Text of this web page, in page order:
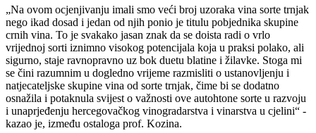
Na ovom ocjenjivanju imali smo veći broj uzoraka vina sorte trnjak
nego ikad dosad i jedan od njih ponio je titulu pobjednika skupine
crnih vina. To je svakako jasan znak da se doista radi o vrlo
vrijednoj sorti iznimno visokog potencijala koja u praksi polako, ali
sigurno, staje ravnopravno uz bok duetu blatine i žilavke. Stoga mi
se čini razumnim u dogledno vrijeme razmisliti o ustanovljenju i
natjecateljske skupine vina od sorte trnjak, čime bi se dodatno
osnažila i potaknula svijest o važnosti ove autohtone sorte u razvoju
i unaprjeđenju hercegovačkog vinogradarstva i vinarstva u cjelini
-
kazao je, između ostaloga prof. Kozina.